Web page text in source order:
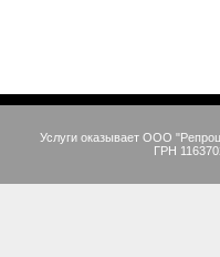
Услуги оказывает ООО
ГРН